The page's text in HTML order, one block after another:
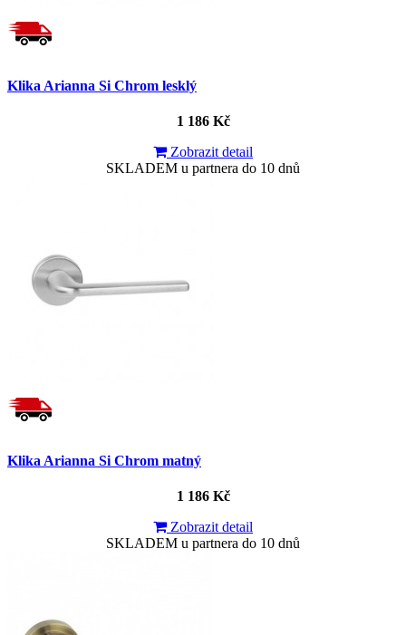
Klika Arianna Si Chrom lesklý
1 186 Kč
Zobrazit detail
SKLADEM u partnera do 10 dnů
Klika Arianna Si Chrom matný
1 186 Kč
Zobrazit detail
SKLADEM u partnera do 10 dnů